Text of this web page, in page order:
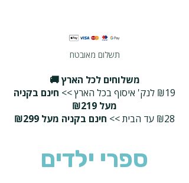
תשלום מאובטח
משלוחים לכל הארץ 🚚
₪19 לנק' איסוף בכל הארץ >>
חינם בקניה
מעל ₪219
₪28 עד הבית >>
חינם בקניה מעל ₪299
ספרי ילדים